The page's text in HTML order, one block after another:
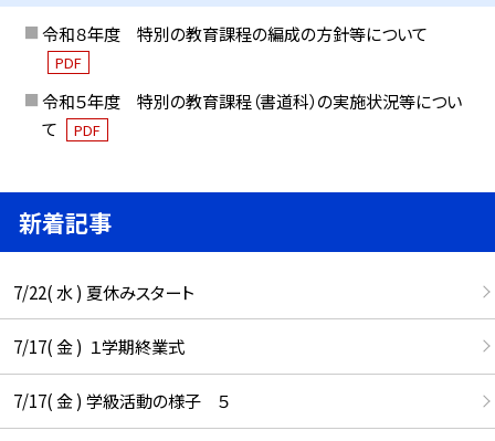
令和８年度 特別の教育課程の編成の方針等について
PDF
令和５年度 特別の教育課程（書道科）の実施状況等につい
て
PDF
新着記事
7/22( 水 ) 夏休みスタート
7/17( 金 ) １学期終業式
7/17( 金 ) 学級活動の様子 ５